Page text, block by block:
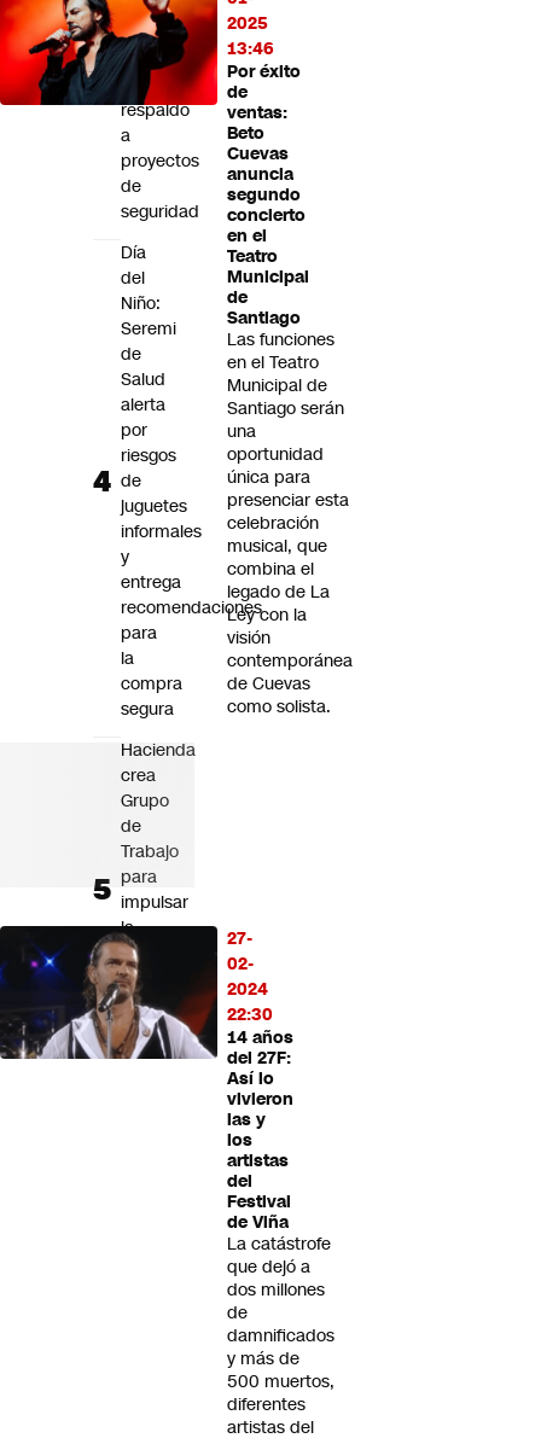
2025
13:46
Por éxito
de
ventas:
Beto
Cuevas
anuncia
segundo
concierto
en el
Teatro
Municipal
de
Santiago
Las funciones
en el Teatro
Municipal de
Santiago serán
una
oportunidad
única para
presenciar esta
celebración
musical, que
combina el
legado de La
Ley con la
visión
contemporánea
de Cuevas
como solista.
27-
02-
2024
22:30
14 años
del 27F:
Así lo
vivieron
las y
los
artistas
del
Festival
de Viña
La catástrofe
que dejó a
dos millones
de
damnificados
y más de
500 muertos,
diferentes
artistas del
la
Cámara
anticipa
amplio
respaldo
a
proyectos
de
seguridad
Día
del
Niño:
Seremi
de
Salud
alerta
por
riesgos
de
juguetes
informales
y
entrega
recomendaciones
para
la
compra
segura
Hacienda
crea
Grupo
de
Trabajo
para
impulsar
la
exportación
de
servicios
financieros